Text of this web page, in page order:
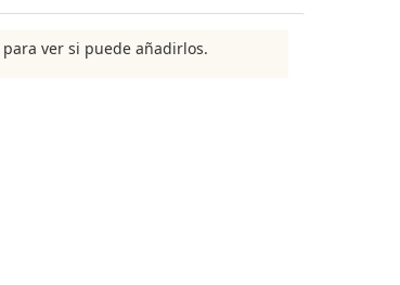
para ver si puede añadirlos.